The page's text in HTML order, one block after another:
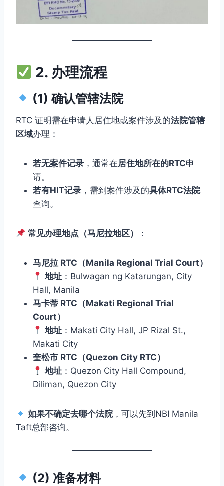
2. 办理流程
(1) 确认管辖法院
RTC 证明需在申请人居住地或案件涉及的法院管辖
区域办理：
若无案件记录 ，通常在居住地所在的RTC申
请。
若有HIT记录 ，需到案件涉及的具体RTC法院
查询。
常见办理地点（马尼拉地区） ：
马尼拉 RTC（Manila Regional Trial Court）
地址 ：Bulwagan ng Katarungan, City
Hall, Manila
马卡蒂 RTC（Makati Regional Trial
Court）
地址 ：Makati City Hall, JP Rizal St.,
Makati City
奎松市 RTC（Quezon City RTC）
地址 ：Quezon City Hall Compound,
Diliman, Quezon City
如果不确定去哪个法院，可以先到NBI Manila
Taft总部咨询。
(2) 准备材料